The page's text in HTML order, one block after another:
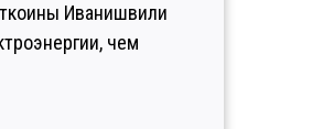
Иванишвили
чем